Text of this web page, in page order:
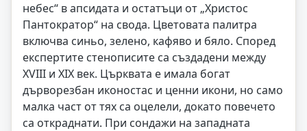
небес“ в апсидата и остатъци от „Христос
Пантократор“ на свода. Цветовата палитра
включва синьо, зелено, кафяво и бяло. Според
експертите стенописите са създадени между
XVIII и XIX век. Църквата е имала богат
дърворезбан иконостас и ценни икони, но само
малка част от тях са оцелели, докато повечето
са откраднати. При сондажи на западната